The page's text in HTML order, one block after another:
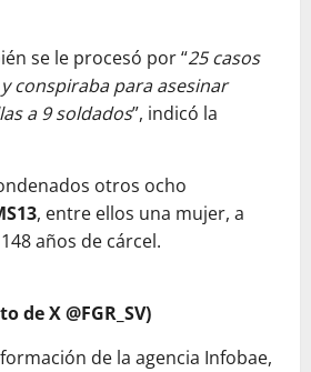
se le procesó por “25 casos
conspiraba para asesinar
a 9 soldados”, indicó la
otros ocho
, entre ellos una mujer, a
años de cárcel.
de X @FGR_SV)
de la agencia Infobae,